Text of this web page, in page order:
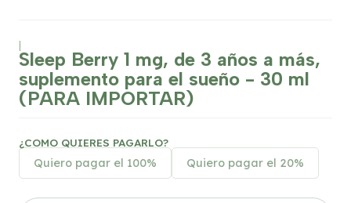
|
Sleep Berry 1 mg, de 3 años a más,
suplemento para el sueño - 30 ml
(PARA IMPORTAR)
¿COMO QUIERES PAGARLO?
Quiero pagar el 100% Quiero pagar el 20%